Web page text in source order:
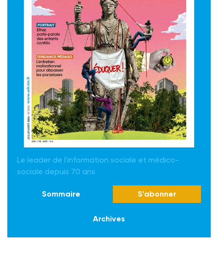
Le leader de l'information sociale et médico-
sociale depuis 70 ans
Sommaire S'abonner
Archives